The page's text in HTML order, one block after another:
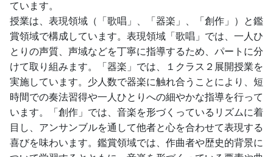
ています。
授業は、表現領域（「歌唱」、「器楽」、「創作」）と鑑
賞領域で構成しています。表現領域「歌唱」では、一人ひ
とりの声質、声域などを丁寧に指導するため、パートに分
けて取り組みます。「器楽」では、１クラス２展開授業を
実施しています。少人数で器楽に触れ合うことにより、短
時間での奏法習得や一人ひとりへの細やかな指導を行って
います。「創作」では、音楽を形づくっているリズムに着
目し、アンサンブルを通して他者と心を合わせて表現する
喜びを味わいます。鑑賞領域では、作曲者や歴史的背景に